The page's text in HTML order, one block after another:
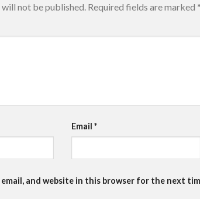
not be published. Required fields are marked *
Email *
email, and website in this browser for the next